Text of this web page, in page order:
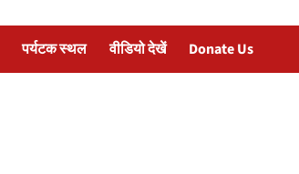
पर्यटक स्थल वीडियो देखें Donate Us